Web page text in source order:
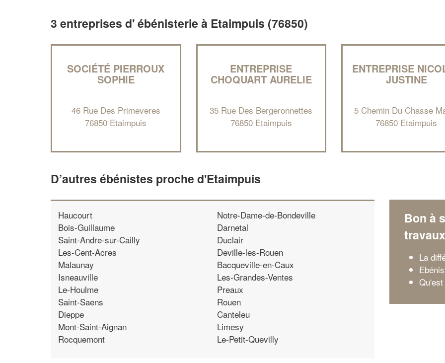
3 entreprises d' ébénisterie à Etaimpuis (76850)
SOCIÉTÉ PIERROUX
SOPHIE
46 Rue Des Primeveres
76850 Etaimpuis
ENTREPRISE
CHOQUART AURELIE
35 Rue Des Bergeronnettes
76850 Etaimpuis
ENTREPRISE
JUSTINE
5 Chemin Du Chasse
76850 Etaimpuis
D’autres ébénistes proche d'Etaimpuis
Haucourt
Bois-Guillaume
Saint-Andre-sur-Cailly
Les-Cent-Acres
Malaunay
Isneauville
Le-Houlme
Saint-Saens
Dieppe
Mont-Saint-Aignan
Rocquemont
Notre-Dame-de-Bondeville
Darnetal
Duclair
Deville-les-Rouen
Bacqueville-en-Caux
Les-Grandes-Ventes
Preaux
Rouen
Canteleu
Limesy
Le-Petit-Quevilly
Bon à
travaux
La